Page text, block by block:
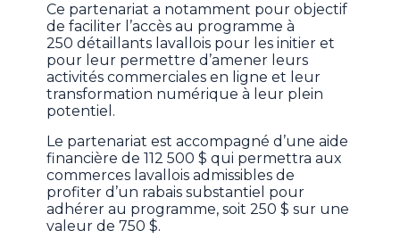
Ce partenariat a notamment pour objectif
de faciliter l’accès au programme à
250 détaillants lavallois pour les initier et
pour leur permettre d’amener leurs
activités commerciales en ligne et leur
transformation numérique à leur plein
potentiel.
Le partenariat est accompagné d’une aide
financière de 112 500 $ qui permettra aux
commerces lavallois admissibles de
profiter d’un rabais substantiel pour
adhérer au programme, soit 250 $ sur une
valeur de 750 $.